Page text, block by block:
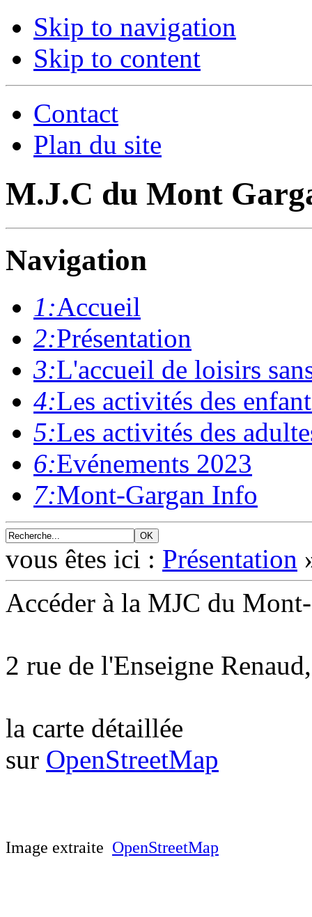
Skip to navigation
Skip to content
Contact
Plan du site
M.J.C du Mont
Navigation
1:Accueil
2:Présentation
3:L'accueil de loisirs
4:Les activités des
5:Les activités des
6:Evénements 2023
7:Mont-Gargan Info
vous êtes ici : Présentation
Accéder à la MJC du
2 rue de l'Enseigne
la carte détaillée
sur OpenStreetMap
Image extraite OpenStreetMap